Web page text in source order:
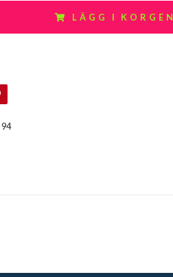
LÄGG I KORGEN
94